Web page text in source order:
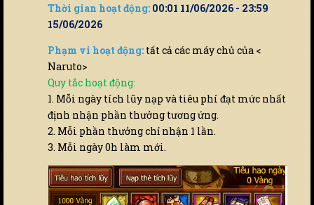
Thời gian hoạt động: 00:01 11/06/2026 - 23:59
15/06/2026
Phạm vi hoạt động: tất cả các máy chủ của <
Naruto>
Quy tắc hoạt động:
1. Mỗi ngày tích lũy nạp và tiêu phí đạt mức nhất
định nhận phần thưởng tương ứng.
2. Mỗi phần thưởng chỉ nhận 1 lần.
3. Mỗi ngày 0h làm mới.